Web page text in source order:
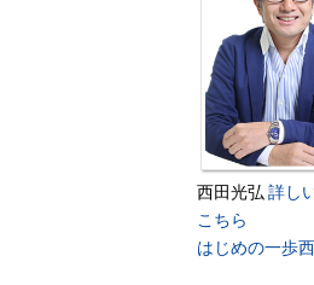
西田光弘 詳し
こちら
はじめの一歩